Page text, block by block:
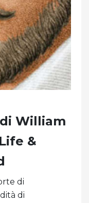
William
&
di
di